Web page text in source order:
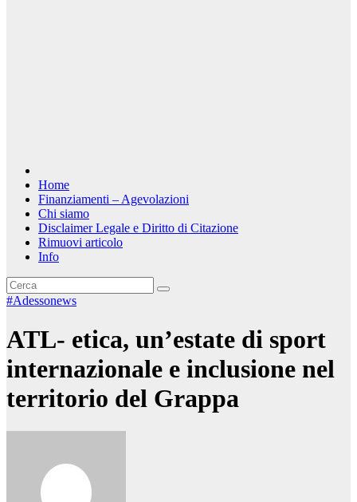
Home
Finanziamenti – Agevolazioni
Chi siamo
Disclaimer Legale e Diritto di Citazione
Rimuovi articolo
Info
#Adessonews
ATL- etica, un’estate di sport
internazionale e inclusione nel
territorio del Grappa